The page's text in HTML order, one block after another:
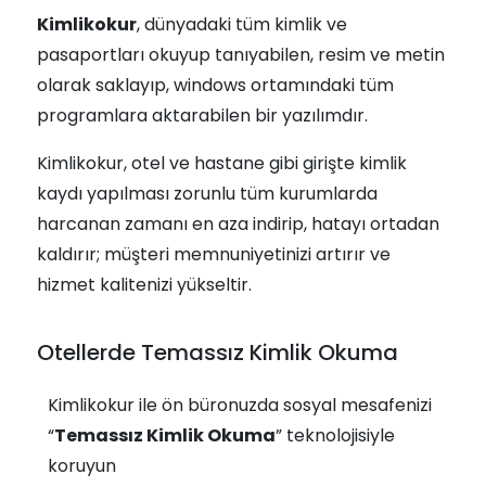
Kimlikokur, dünyadaki tüm kimlik ve
pasaportları okuyup tanıyabilen, resim ve metin
olarak saklayıp, windows ortamındaki tüm
programlara aktarabilen bir yazılımdır.
Kimlikokur, otel ve hastane gibi girişte kimlik
kaydı yapılması zorunlu tüm kurumlarda
harcanan zamanı en aza indirip, hatayı ortadan
kaldırır; müşteri memnuniyetinizi artırır ve
hizmet kalitenizi yükseltir.
Otellerde Temassız Kimlik Okuma
Kimlikokur ile ön büronuzda sosyal mesafenizi
“Temassız Kimlik Okuma” teknolojisiyle
koruyun